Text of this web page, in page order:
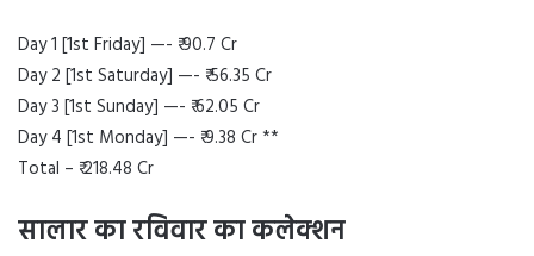
Day 1 [1st Friday] —- ₹ 90.7 Cr
Day 2 [1st Saturday] —- ₹ 56.35 Cr
Day 3 [1st Sunday] —- ₹ 62.05 Cr
Day 4 [1st Monday] —- ₹ 9.38 Cr **
Total – ₹ 218.48 Cr
सालार का रविवार का कलेक्शन